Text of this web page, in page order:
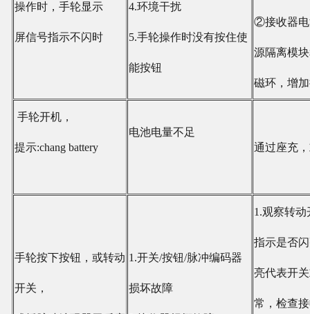
操作时，手轮显示
屏信号指示不闪时
4.环境干扰
5.手轮操作时没有按住使
能按钮
②接收器电
源隔离模
磁环，增
手轮开机，
提示:chang battery
电池电量不足
通过座充
手轮按下按钮，或转动
开关，
1.开关/按钮/脉冲编码器
损坏故障
1.观察转
指示是否
亮代表开
常，检查